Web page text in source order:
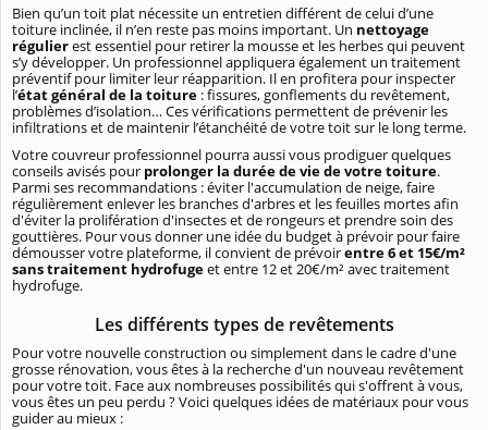
Bien qu’un toit plat nécessite un entretien différent de celui d’une
toiture inclinée, il n’en reste pas moins important. Un nettoyage
régulierest essentiel pour retirer la mousse et les herbes qui peuvent
s’y développer. Un professionnel appliquera également un traitement
préventif pour limiter leur réapparition. Il en profitera pour inspecter
l’état général de la toiture : fissures, gonflements du revêtement,
problèmes d’isolation… Ces vérifications permettent de prévenir les
infiltrations et de maintenir l’étanchéité de votre toit sur le long terme.
Votre couvreur professionnel pourra aussi vous prodiguer quelques
conseils avisés pour prolonger la durée de vie de votre toiture.
Parmi ses recommandations : éviter l'accumulation de neige, faire
régulièrement enlever les branches d'arbres et les feuilles mortes afin
d'éviter la prolifération d'insectes et de rongeurs et prendre soin des
gouttières. Pour vous donner une idée du budget à prévoir pour faire
démousser votre plateforme, il convient de prévoirentre 6 et 15€/m²
sans traitement hydrofugeet entre 12 et 20€/m² avec traitement
hydrofuge.
Les différents types de revêtements
Pour votre nouvelle construction ou simplement dans le cadre d'une
grosse rénovation, vous êtes à la recherche d'un nouveau revêtement
pour votre toit. Face aux nombreuses possibilités qui s'offrent à vous,
vous êtes un peu perdu ? Voici quelques idées de matériaux pour vous
guider au mieux :